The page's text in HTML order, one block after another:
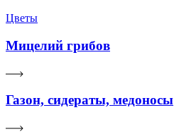
Цветы
Мицелий грибов
Газон, сидераты, медоносы